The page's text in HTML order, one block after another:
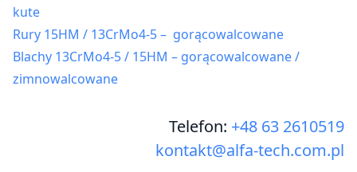
kute
Rury 15HM / 13CrMo4-5 – gorącowalcowane
Blachy 13CrMo4-5 / 15HM – gorącowalcowane /
zimnowalcowane
Telefon: +48 63 2610519
kontakt@alfa-tech.com.pl